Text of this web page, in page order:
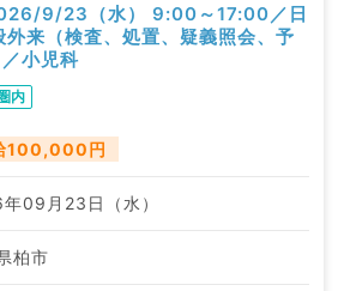
9/23（水） 9:00～17:00／日
来（検査、処置、疑義照会、予
小児科
内
100,000円
09月23日（水）
柏市